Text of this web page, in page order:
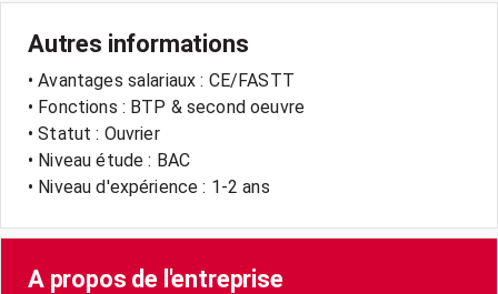
Autres informations
• Avantages salariaux : CE/FASTT
• Fonctions : BTP & second oeuvre
• Statut : Ouvrier
• Niveau étude : BAC
• Niveau d'expérience : 1-2 ans
A propos de l'entreprise